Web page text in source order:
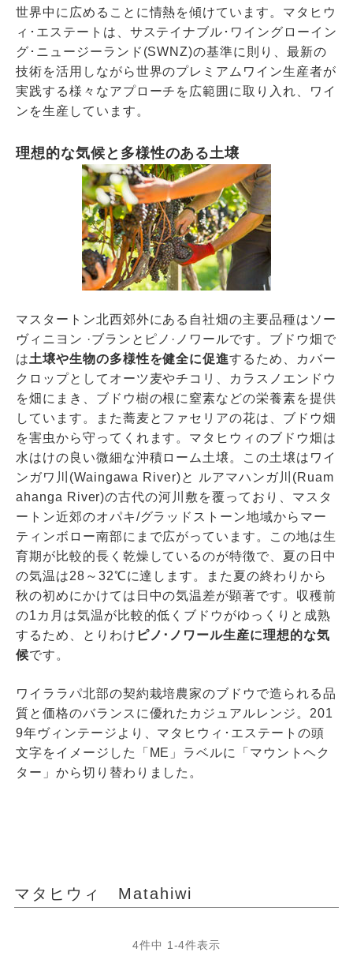
世界中に広めることに情熱を傾けています。マタヒウ
ィ･エステートは、サステイナブル･ワイングローイン
グ･ニュージーランド(SWNZ)の基準に則り、最新の
技術を活用しながら世界のプレミアムワイン生産者が
実践する様々なアプローチを広範囲に取り入れ、ワイ
ンを生産しています。
理想的な気候と多様性のある土壌
マスタートン北⻄郊外にある自社畑の主要品種はソー
ヴィニヨン ·ブランとピノ·ノワールです。ブドウ畑で
は土壌や生物の多様性を健全に促進するため、カバー
クロップとしてオーツ⻨やチコリ、カラスノエンドウ
を畑にまき、ブドウ樹の根に窒素などの栄養素を提供
しています。また蕎⻨とファセリアの花は、ブドウ畑
を害虫から守ってくれます。マタヒウィのブドウ畑は
⽔はけの良い微細な沖積ローム土壌。この土壌はワイ
ンガワ川(Waingawa River)と ルアマハンガ川(Ruam
ahanga River)の古代の河川敷を覆っており、マスタ
ートン近郊のオパキ/グラッドストーン地域からマー
ティンボロー南部にまで広がっています。この地は生
育期が⽐較的⻑く乾燥しているのが特徴で、夏の日中
の気温は28～32℃に達します。また夏の終わりから
秋の初めにかけては日中の気温差が顕著です。収穫前
の1カ月は気温が⽐較的低くブドウがゆっくりと成熟
するため、とりわけ ピノ･ノワール生産に理想的な気
候です。
ワイララパ北部の契約栽培農家のブドウで造られる品
質と価格のバランスに優れたカジュアルレンジ。201
9年ヴィンテージより、マタヒウィ･エステートの頭
文字をイメージした「ME」ラベルに「マウントヘク
ター」から切り替わりました。
マタヒウィ Matahiwi
4件中 1 -4件表示